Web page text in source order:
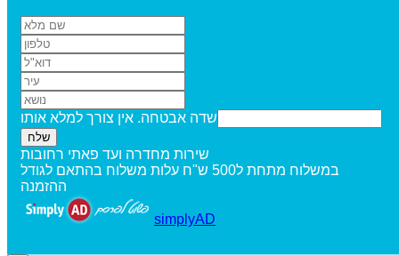
שדה אבטחה. אין צורך למלא אותו
שירות מחדרה ועד פאתי רחובות
במשלוח מתחת ל500 ש"ח עלות משלוח בהתאם לגודל
ההזמנה
simplyAD